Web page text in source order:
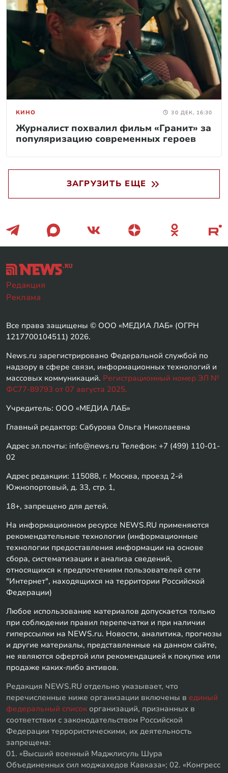
КИНО 30 ДЕК, 16:30
Журналист похвалил фильм «Гранит» за
популяризацию современных героев
ЗАГРУЗИТЬ ЕЩЕ
Редакция
Реклама
Все права защищены © ООО «МЕДИА ЛАБ» (ОГРН
1217700104511) 2026.
News.ru зарегистрировано Федеральной службой по
надзору в сфере связи, информационных технологий и
массовых коммуникаций. Регистрационный номер ЭЛ №
ФС77-89793 от 07 августа 2025.
Учредитель: ООО «МЕДИА ЛАБ»
Главный редактор: Сабурова Ольга Николаевна
Адрес эл.почты: info@news.ru Телефон: +7 (499) 110-01-
02
Адрес редакции: 115088, г. Москва, проезд 2-й
Южнопортовый, д. 33, стр. 1,
18+, запрещено для детей.
На информационном ресурсе NEWS.RU применяются
рекомендательные технологии (информационные
технологии предоставления информации на основе
сбора, систематизации и анализа сведений,
относящихся к предпочтениям пользователей сети
"Интернет", находящихся на территории Российской
Федерации)
Любое использование материалов допускается только
при соблюдении правил перепечатки и при наличии
гиперссылки на NEWS.ru. Новости, аналитика, прогнозы
и другие материалы, представленные на данном сайте,
не являются офертой или рекомендацией к покупке или
продаже каких-либо активов.
Редакция NEWS.RU отдельно указывает, что
перечисленные ниже организации включены в единый
федеральный список организаций, признанных в
соответствии с законодательством Российской
Федерации террористическими, их деятельность
запрещена:
01. «Высший военный Маджлисуль Шура
Объединенных сил моджахедов Кавказа»; 02. «Конгресс